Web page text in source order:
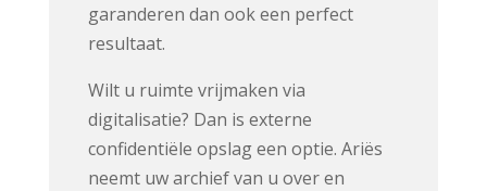
garanderen dan ook een perfect
resultaat.
Wilt u ruimte vrijmaken via
digitalisatie? Dan is externe
confidentiële opslag een optie. Ariës
neemt uw archief van u over en